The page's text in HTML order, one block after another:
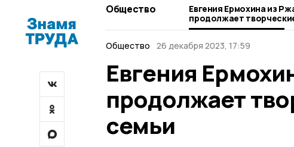
Общество
Евгения Ермохина из
продолжает творческие традиции
своей семьи
Общество 26 декабря 2023, 17:59
Евгения
продолжает
семьи